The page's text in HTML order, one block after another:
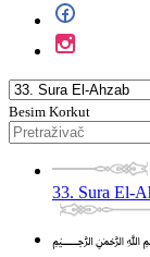
Besim Korkut
33. Sura El-